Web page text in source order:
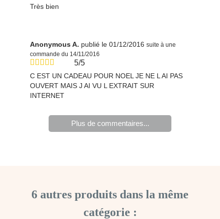
Très bien
Anonymous A. publié le 01/12/2016 suite à une
commande du 14/11/2016
5/5
C EST UN CADEAU POUR NOEL JE NE L AI PAS
OUVERT MAIS J AI VU L EXTRAIT SUR
INTERNET
Plus de commentaires...
6 autres produits dans la même
catégorie :